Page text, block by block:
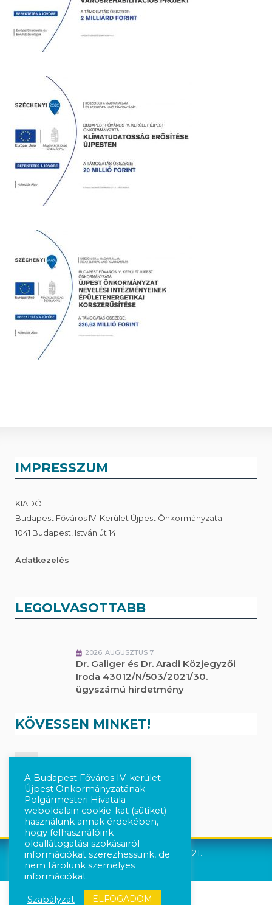
IMPRESSZUM
KIADÓ
Budapest Főváros IV. Kerület Újpest Önkormányzata
1041 Budapest, István út 14.
Adatkezelés
LEGOLVASOTTABB
2026. AUGUSZTUS 7.
Dr. Galiger és Dr. Aradi Közjegyzői
Iroda 43012/N/503/2021/30.
ügyszámú hirdetmény
KÖVESSEN MINKET!
Követés Instagram-on
Újpest Önkormányzata © 2021.
A Budapest Főváros IV. kerület
Újpest Önkormányzatának
Polgármesteri Hivatala
weboldalain cookie-kat (sütiket)
használunk annak érdekében,
hogy felhasználóink
oldallátogatási szokásairól
információkat szerezhessünk, de
nem tárolunk személyes
információkat.
Szabályzat ELFOGADOM